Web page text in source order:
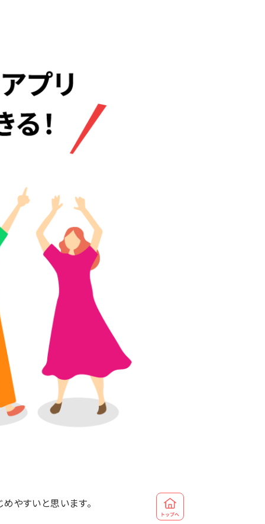
やすいと思います。